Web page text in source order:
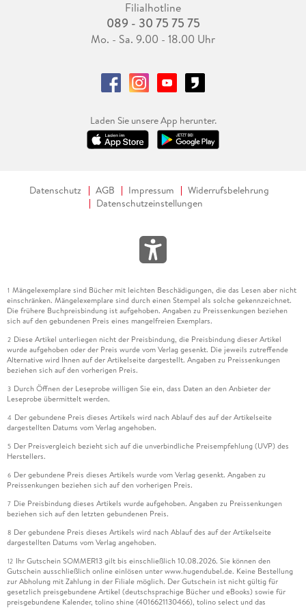
Filialhotline
089 - 30 75 75 75
Mo. - Sa. 9.00 - 18.00 Uhr
Laden Sie unsere App herunter.
Datenschutz AGB Impressum
Widerrufsbelehrung
Datenschutzeinstellungen
1 Mängelexemplare sind Bücher mit leichten Beschädigungen, die das Lesen aber nicht
einschränken. Mängelexemplare sind durch einen Stempel als solche gekennzeichnet.
Die frühere Buchpreisbindung ist aufgehoben. Angaben zu Preissenkungen beziehen
sich auf den gebundenen Preis eines mangelfreien Exemplars.
2 Diese Artikel unterliegen nicht der Preisbindung, die Preisbindung dieser Artikel
wurde aufgehoben oder der Preis wurde vom Verlag gesenkt. Die jeweils zutreffende
Alternative wird Ihnen auf der Artikelseite dargestellt. Angaben zu Preissenkungen
beziehen sich auf den vorherigen Preis.
3 Durch Öffnen der Leseprobe willigen Sie ein, dass Daten an den Anbieter der
Leseprobe übermittelt werden.
4 Der gebundene Preis dieses Artikels wird nach Ablauf des auf der Artikelseite
dargestellten Datums vom Verlag angehoben.
5 Der Preisvergleich bezieht sich auf die unverbindliche Preisempfehlung (UVP) des
Herstellers.
6 Der gebundene Preis dieses Artikels wurde vom Verlag gesenkt. Angaben zu
Preissenkungen beziehen sich auf den vorherigen Preis.
7 Die Preisbindung dieses Artikels wurde aufgehoben. Angaben zu Preissenkungen
beziehen sich auf den letzten gebundenen Preis.
8 Der gebundene Preis dieses Artikels wird nach Ablauf des auf der Artikelseite
dargestellten Datums vom Verlag angehoben.
12 Ihr Gutschein SOMMER13 gilt bis einschließlich 10.08.2026. Sie können den
Gutschein ausschließlich online einlösen unter www.hugendubel.de. Keine Bestellung
zur Abholung mit Zahlung in der Filiale möglich. Der Gutschein ist nicht gültig für
gesetzlich preisgebundene Artikel (deutschsprachige Bücher und eBooks) sowie für
preisgebundene Kalender, tolino shine (4016621130466), tolino select und das